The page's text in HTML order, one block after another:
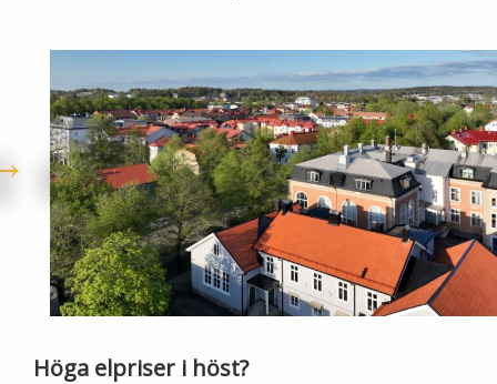
Badtemperaturer i Alingsås
Aktuella vattennivåer
Arkiv
Pressrum
Sponsring
Jobba hos oss
Årsredovisning
Höga elpriser i höst?